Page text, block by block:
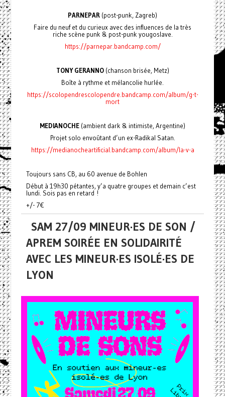
PARNEPAR (post-punk, Zagreb)
Faire du neuf et du curieux avec des influences de la très
riche scène punk & post-punk yougoslave.
https://parnepar.bandcamp.com/
TONY GERANNO(chanson brisée, Metz)
Boîte à rythme et mélancolie hurlée.
https://scolopendrescolopendre.bandcamp.com/album/g-t-
mort
MEDIANOCHE (ambient dark & intimiste, Argentine)
Projet solo envoûtant d’un ex-Radikal Satan.
https://medianocheartificial.bandcamp.com/album/la-v-a
Toujours sans CB, au 60 avenue de Bohlen
Début à 19h30 pétantes, y’a quatre groupes et demain c’est
lundi. Sois pas en retard !
+/- 7€
SAM 27/09 MINEUR·ES DE SON /
APREM SOIRÉE EN SOLIDAIRITÉ
AVEC LES MINEUR·ES ISOLÉ·ES DE
LYON